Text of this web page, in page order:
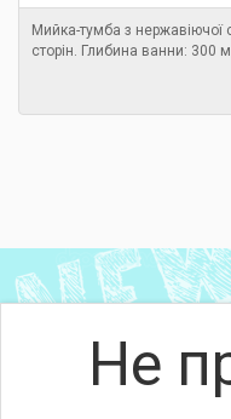
Мийка-тумба з нержавіючої
сторін. Глибина ванни: 300
Не